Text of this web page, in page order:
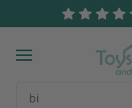
Ga naar de